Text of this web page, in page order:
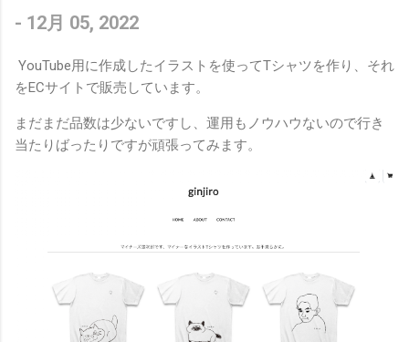
- 12月 05, 2022
YouTube用に作成したイラストを使ってTシャツを作り、それ
をECサイトで販売しています。
まだまだ品数は少ないですし、運用もノウハウないので行き
当たりばったりですが頑張ってみます。